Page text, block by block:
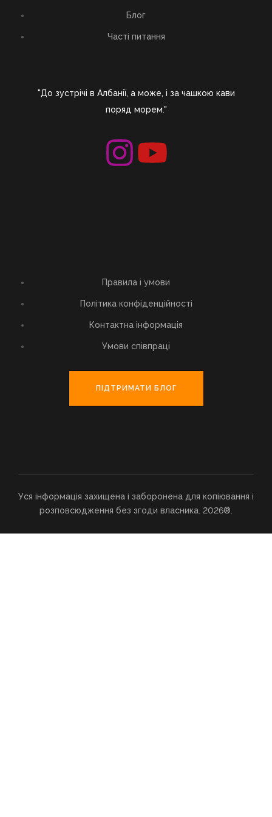
Блог
Часті питання
"До зустрічі в Албанії, а може, і за чашкою кави
поряд морем."
Правила і умови
Політика конфіденційності
Контактна інформація
Умови співпраці
ПІДТРИМАТИ БЛОГ
Уся інформація захищена і заборонена для копіювання і
розповсюдження без згоди власника. 2026®.